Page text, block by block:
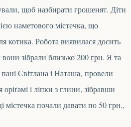
щоб назбирати грошенят. Діти
наметового містечка, що
котика. Робота виявилася досить
зібрали близько 200 грн. Я та
пані Світлана і Наташа, провели
і ліпки з глини, зібравши
містечка почали давати по 50 грн.,